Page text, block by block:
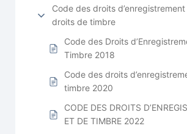
Code des droits
droits de timbre
Code des Droits
Timbre 2018
Code des droits
timbre 2020
CODE DES DROITS
ET DE TIMBRE 2022